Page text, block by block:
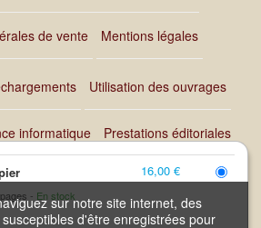
sur notre site internet, des
d'être enregistrées pour
En stock
16,00 €
de vente Mentions légales
Utilisation des ouvrages
informatique Prestations éditoriales
et commandes